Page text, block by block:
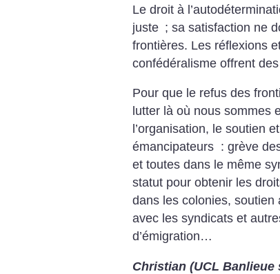
Le droit à
juste ; sa satisfaction ne
frontières. Les réflexions
confédéralisme offrent
Pour que le refus des
lutter là où nous sommes
l’organisation, le soutien
émancipateurs : grève
et toutes dans le même
statut pour obtenir les
dans les colonies,
avec les syndicats et
d’émigration…
Christian (UCL Banlieue